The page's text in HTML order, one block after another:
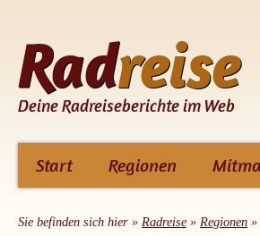
Radreise
Deine Radreiseberichte im Web
zumStart Regionen
Sie befinden sich hier » Radreise » Regionen »